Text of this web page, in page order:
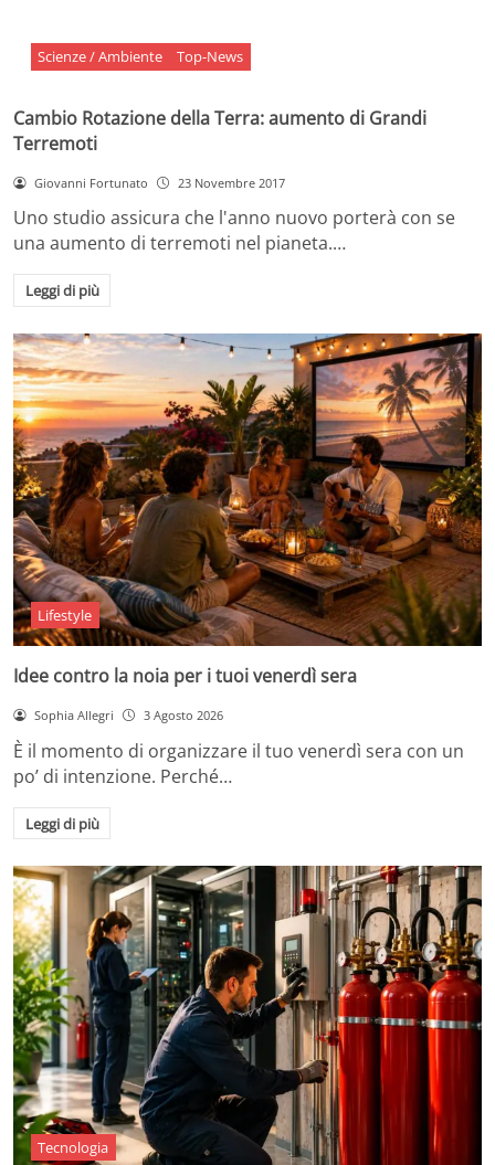
Scienze / Ambiente Top-News
Cambio Rotazione della Terra: aumento di Grandi
Terremoti
Giovanni Fortunato 23 Novembre 2017
Uno studio assicura che l'anno nuovo porterà con se
una aumento di terremoti nel pianeta.…
Leggi di più
Lifestyle
Idee contro la noia per i tuoi venerdì sera
Sophia Allegri 3 Agosto 2026
È il momento di organizzare il tuo venerdì sera con un
po’ di intenzione. Perché…
Leggi di più
Tecnologia